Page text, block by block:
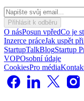
Přihlásit k odběru
O násPosun vpředCo je
Inzerce práceJak uspět
StartupTalkBlogStartup
VOPOsobní údaje
CookiesPro média